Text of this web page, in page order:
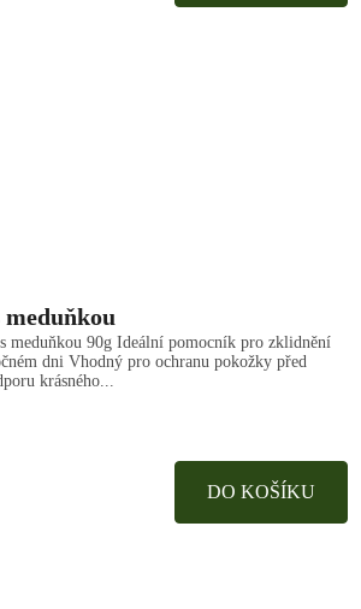
90g Ideální pomocník pro zklidnění
dni Vhodný pro ochranu pokožky před
krásného...
DO KOŠÍKU